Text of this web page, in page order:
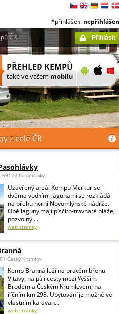
ČR
*přihlášen: nepřihlášen
Přihlásit
z celé ČR
69122 Pasohlávky
Uzavřený areál Kempu Merkur se
dvěma vodními lagunami se rozkládá
na břehu horní Novomlýnské nádrže.
Obě laguny mají písčito-travnaté pláže,
pozvolný ...
web stránky
Český Krumlov
Kemp Branná leží na pravém břehu
Vltavy, na půli cesty mezi Vyšším
Brodem a Českým Krumlovem, na
říčním km 298. Ubytování je možné ve
vlastním karavan...
web stránky